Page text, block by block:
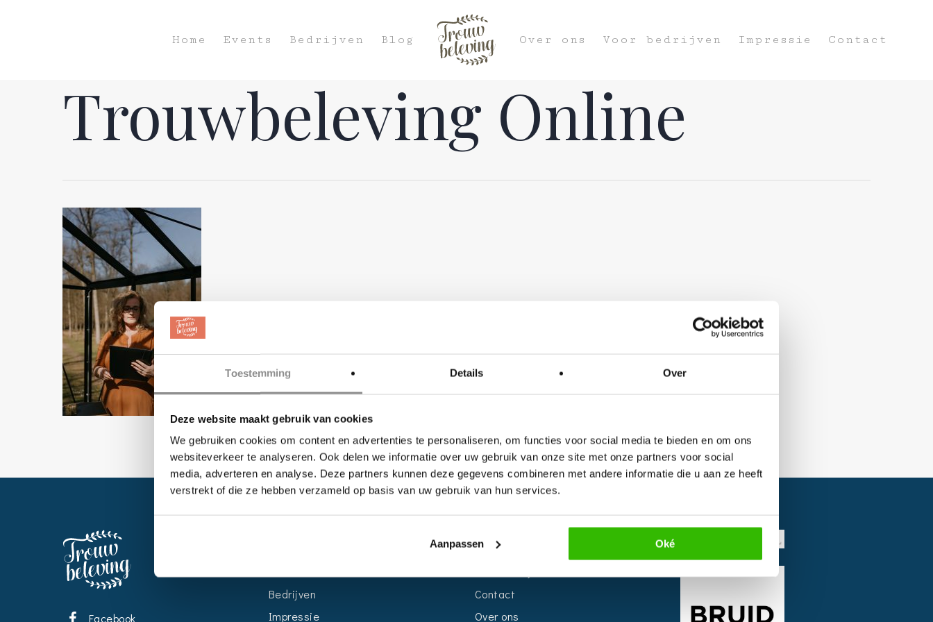
Toestemming Details Over
Deze website maakt gebruik van cookies
We gebruiken cookies om content en advertenties te personaliseren, om functies voor social media te bieden en om ons
websiteverkeer te analyseren. Ook delen we informatie over uw gebruik van onze site met onze partners voor social
media, adverteren en analyse. Deze partners kunnen deze gegevens combineren met andere informatie die u aan ze heeft
verstrekt of die ze hebben verzameld op basis van uw gebruik van hun services.
Aanpassen Oké
Hit enter to search or ESC to close
Home Events Bedrijven Blog Over ons Voor bedrijven Impressie Contact
Trouwbeleving Online
Facebook
Bedrijven
Impressie
INFORMATIE
Contact
Over ons